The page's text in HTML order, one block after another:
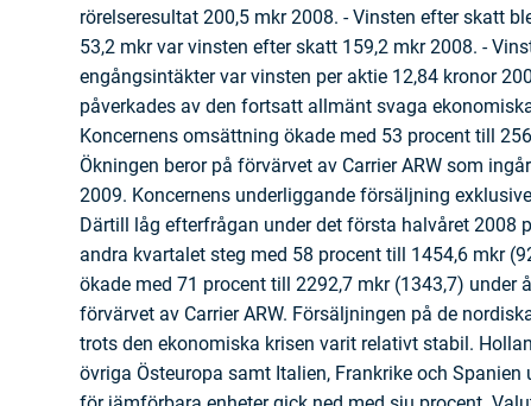
rörelseresultat 200,5 mkr 2008. - Vinsten efter skatt
53,2 mkr var vinsten efter skatt 159,2 mkr 2008. -
engångsintäkter var vinsten per aktie 12,84 kronor
påverkades av den fortsatt allmänt svaga
Koncernens omsättning ökade med 53 procent till
Ökningen beror på förvärvet av Carrier ARW som
2009. Koncernens underliggande försäljning
Därtill låg efterfrågan under det första halvåret 2008
andra kvartalet steg med 58 procent till 1454,6 mkr
ökade med 71 procent till 2292,7 mkr (1343,7) under
förvärvet av Carrier ARW. Försäljningen på de
trots den ekonomiska krisen varit relativt stabil.
övriga Östeuropa samt Italien, Frankrike och